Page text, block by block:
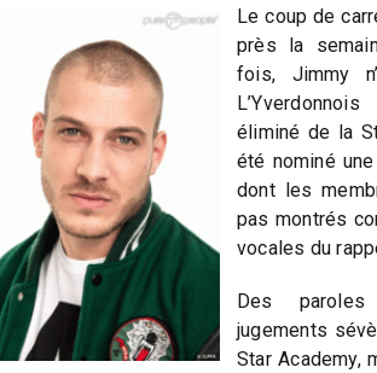
Le coup de
près la
fois, Jimmy
éliminé de la
été nominé
dont les
pas montrés
vocales du
Des
jugements
Star Academy,